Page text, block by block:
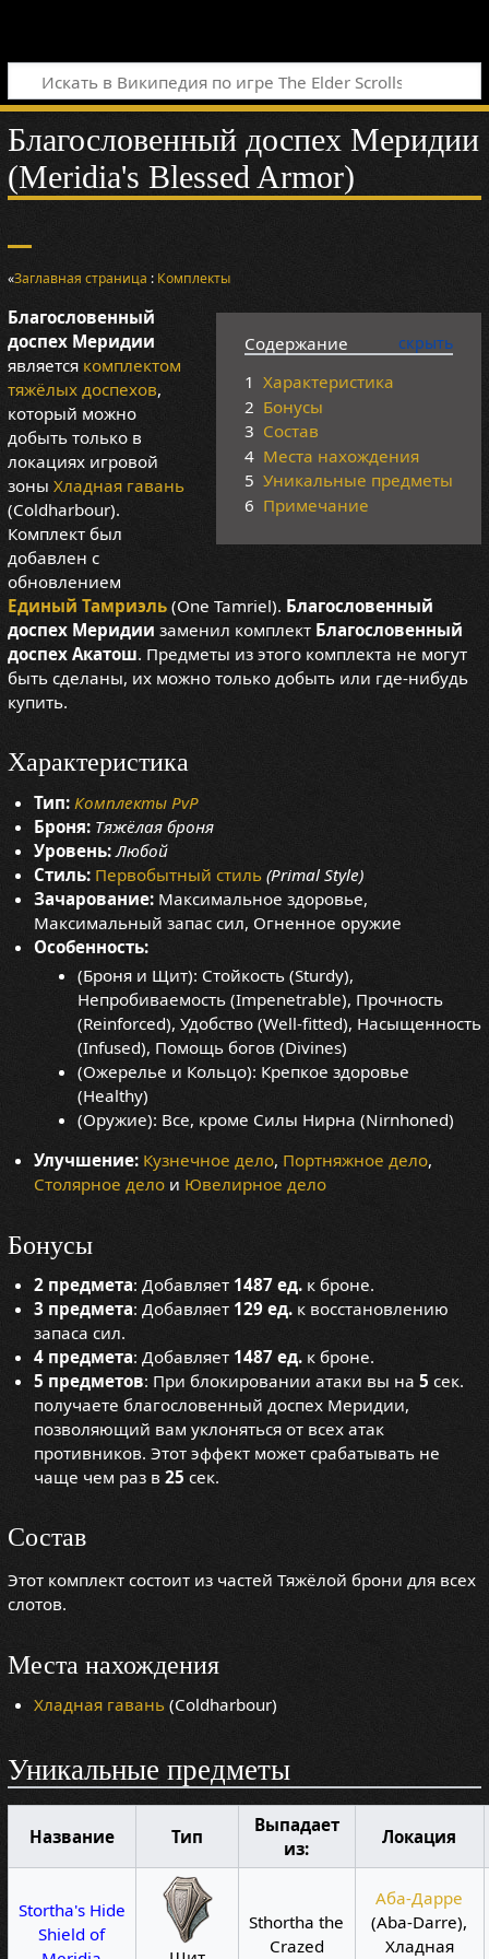
Благословенный доспех Меридии
(Meridia's Blessed Armor)
«Заглавная страница : Комплекты
Содержание
1 Характеристика
2 Бонусы
3 Состав
4 Места нахождения
5 Уникальные предметы
6 Примечание
Благословенный
доспех Меридии
является комплектом
тяжёлых доспехов,
который можно
добыть только в
локациях игровой
зоны Хладная гавань
(Coldharbour).
Комплект был
добавлен с
обновлением
Единый Тамриэль(One Tamriel). Благословенный
доспех Меридии заменил комплект Благословенный
доспех Акатош. Предметы из этого комплекта не могут
быть сделаны, их можно только добыть или где-нибудь
купить.
Характеристика
Тип: Комплекты PvP
Броня: Тяжёлая броня
Уровень: Любой
Стиль: Первобытный стиль (Primal Style)
Зачарование: Максимальное здоровье,
Максимальный запас сил, Огненное оружие
Особенность:
(Броня и Щит): Стойкость (Sturdy),
Непробиваемость (Impenetrable), Прочность
(Reinforced), Удобство (Well-fitted), Насыщенность
(Infused), Помощь богов (Divines)
(Ожерелье и Кольцо): Крепкое здоровье
(Healthy)
(Оружие): Все, кроме Силы Нирна (Nirnhoned)
Улучшение: Кузнечное дело, Портняжное дело,
Столярное дело и Ювелирное дело
Бонусы
2 предмета: Добавляет 1487 ед. к броне.
3 предмета: Добавляет 129 ед. к восстановлению
запаса сил.
4 предмета: Добавляет 1487 ед. к броне.
5 предметов: При блокировании атаки вы на5 сек.
получаете благословенный доспех Меридии,
позволяющий вам уклоняться от всех атак
противников. Этот эффект может срабатывать не
чаще чем раз в25 сек.
Состав
Этот комплект состоит из частей Тяжёлой брони для всех
слотов.
Места нахождения
Хладная гавань (Coldharbour)
Уникальные предметы
Название Тип
Выпадает
из:
Локация
Stortha's Hide
Shield of
Sthortha the
Crazed
Аба-Дарре
(Aba-Darre),
Хладная